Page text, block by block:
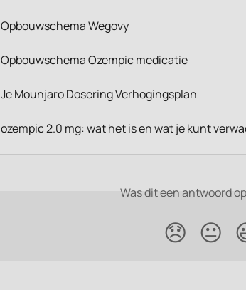
Opbouwschema Wegovy
Opbouwschema Ozempic medicatie
Je Mounjaro Dosering Verhogingsplan
ozempic 2.0 mg: wat het is en wat je kunt
Was dit een antwoord
😞 😐